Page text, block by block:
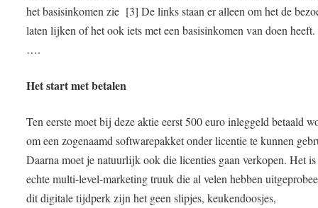
het basisinkomen zie [3] De links staan er alleen om het de
laten lijken of het ook iets met een basisinkomen van doen
….
Het start met betalen
Ten eerste moet bij deze aktie eerst 500 euro inleggeld betaald
om een zogenaamd softwarepakket onder licentie te kunnen
Daarna moet je natuurlijk ook die licenties gaan verkopen. Het is
echte multi-level-marketing truuk die al velen hebben
dit digitale tijdperk zijn het geen slipjes, keukendoosjes,